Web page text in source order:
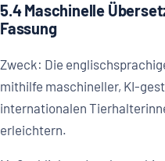
5.4 Maschinelle
Fassung
Zweck: Die
mithilfe maschineller, KI-
internationalen
erleichtern.